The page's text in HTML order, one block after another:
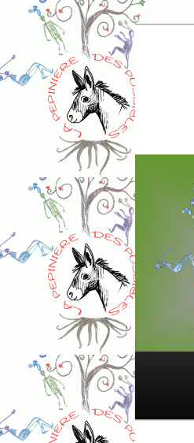
Aller
contenu
principal